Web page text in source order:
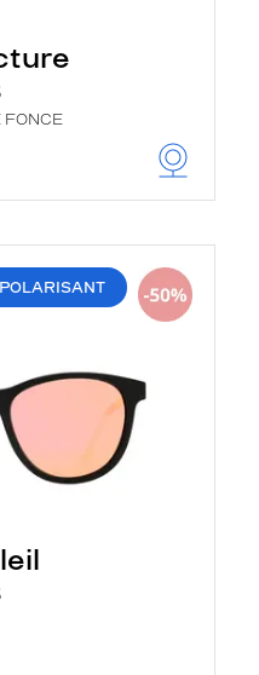
FONCE
POLARISANT